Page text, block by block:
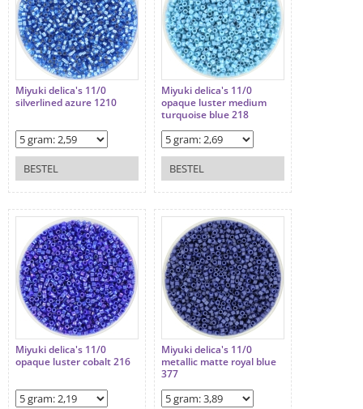
Miyuki delica's 11/0
silverlined azure 1210
BESTEL
Miyuki delica's 11/0
opaque luster medium
turquoise blue 218
BESTEL
Miyuki delica's 11/0
opaque luster cobalt 216
Miyuki delica's 11/0
metallic matte royal blue
377